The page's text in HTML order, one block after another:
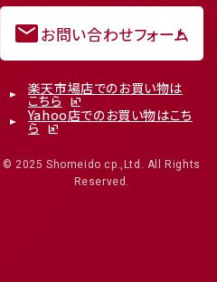
mailお問い合わせフォーム
楽天市場店でのお買い物は
こちら
Yahoo店でのお買い物はこち
ら
© 2025 Shomeido cp.,Ltd. All Rights
Reserved.